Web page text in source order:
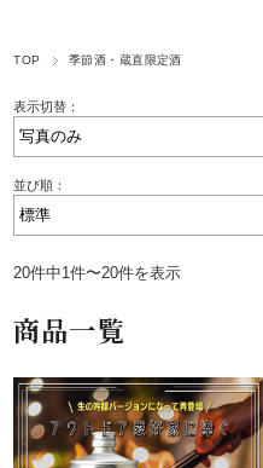
TOP 季節酒・蔵直限定酒
表示切替：
並び順：
20件中1件〜20件を表示
商品一覧